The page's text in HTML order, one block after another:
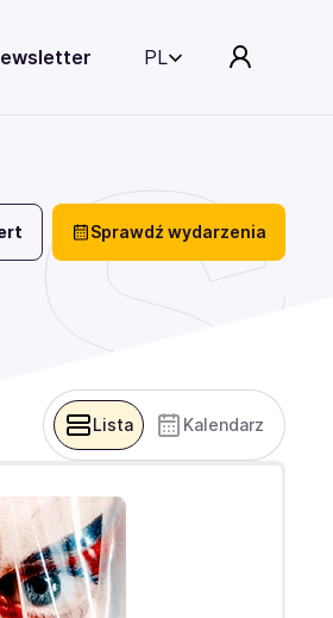
PL
Sprawdź wydarzenia
Lista Kalendarz